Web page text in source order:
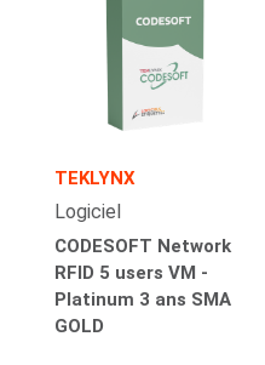
TEKLYNX
Logiciel
CODESOFT Network
RFID 5 users VM -
Platinum 3 ans SMA
GOLD